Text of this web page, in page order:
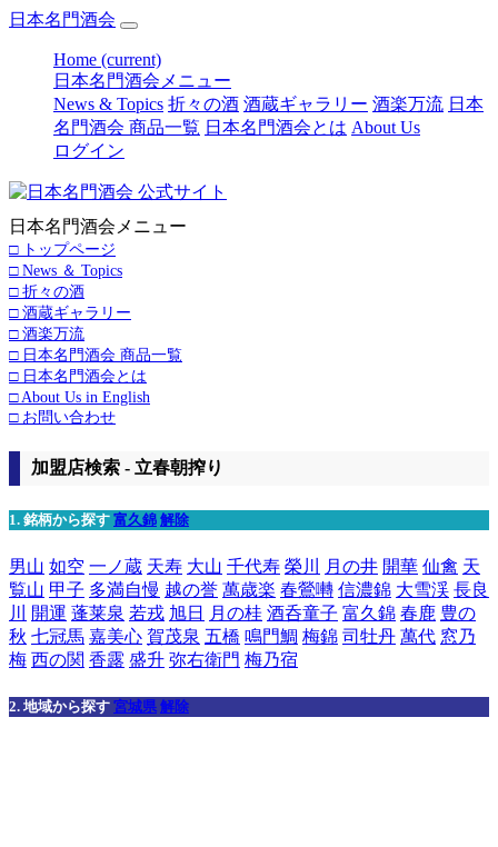
日本名門酒会
Home (current)
日本名門酒会メニュー
News & Topics 折々の酒 酒蔵ギャラリー 酒楽万流 日本
名門酒会 商品一覧 日本名門酒会とは About Us
ログイン
日本名門酒会メニュー
□ トップページ
□ News ＆ Topics
□ 折々の酒
□ 酒蔵ギャラリー
□ 酒楽万流
□ 日本名門酒会 商品一覧
□ 日本名門酒会とは
□ About Us in English
□ お問い合わせ
加盟店検索 - 立春朝搾り
1. 銘柄から探す 富久錦 解除
男山 如空 一ノ蔵 天寿 大山 千代寿 榮川 月の井 開華 仙禽 天
覧山 甲子 多満自慢 越の誉 萬歳楽 春鶯囀 信濃錦 大雪渓 長良
川
開運 蓬莱泉 若戎 旭日 月の桂 酒呑童子 富久錦 春鹿 豊の
秋 七冠馬 嘉美心 賀茂泉 五橋 鳴門鯛 梅錦 司牡丹 萬代 窓乃
梅 西の関 香露 盛升 弥右衛門 梅乃宿
2. 地域から探す 宮城県 解除